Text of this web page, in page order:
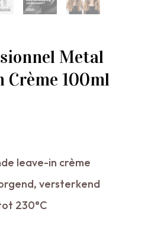
Metal
Crème 100ml
leave-in crème
versterkend
230°C